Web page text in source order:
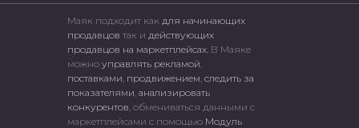
Маяк подходит как для начинающих
продавцов так и действующих
продавцов на маркетплейсах. В Маяке
можно управлять рекламой
поставками продвижением следить за
показателями анализировать
конкурентов , обмениваться данными с
маркетплейсами c помощью Модуль